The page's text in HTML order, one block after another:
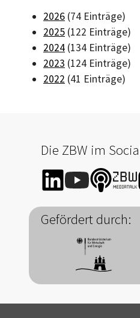
2026 (74 Einträge)
2025 (122 Einträge)
2024 (134 Einträge)
2023 (124 Einträge)
2022 (41 Einträge)
Die ZBW im
Gefördert durch: